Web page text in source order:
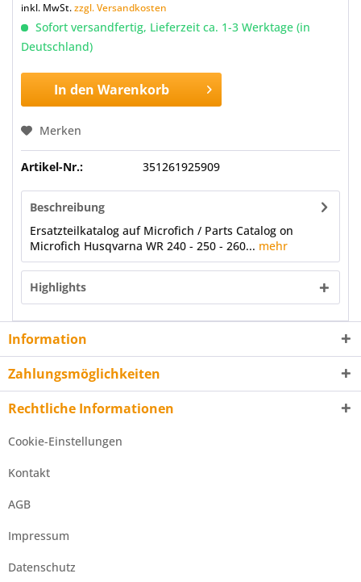
inkl. MwSt.zzgl. Versandkosten
Sofort versandfertig, Lieferzeit ca. 1-3 Werktage (in
Deutschland)
In den Warenkorb
Merken
Artikel-Nr.: 351261925909
Beschreibung
Ersatzteilkatalog auf Microfich / Parts Catalog on
Microfich Husqvarna WR 240 - 250 - 260... mehr
Highlights
Information
Zahlungsmöglichkeiten
Rechtliche Informationen
Cookie-Einstellungen
Kontakt
AGB
Impressum
Datenschutz